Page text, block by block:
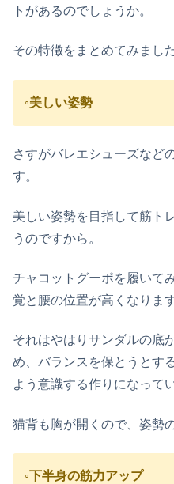
トがあるのでしょうか。
その特徴をまとめてみました
◦美しい姿勢
さすがバレエシューズなど
す。
美しい姿勢を目指して筋ト
うのですから。
チャコットグーポを履いて
覚と腰の位置が高くなります
それはやはりサンダルの底
め、バランスを保とうとす
よう意識する作りになって
猫背も胸が開くので、姿勢
◦下半身の筋力アップ